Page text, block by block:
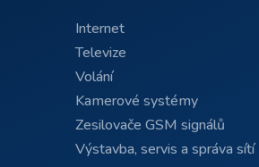
Internet
Televize
Volání
Kamerové systémy
Zesilovače GSM signálů
Výstavba, servis a správa sítí